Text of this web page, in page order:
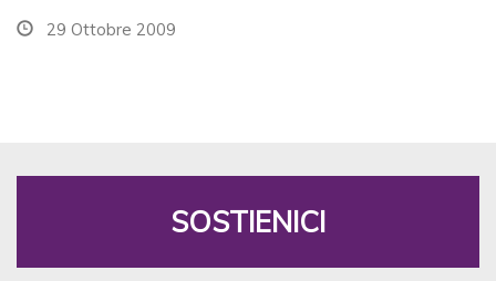
29 Ottobre 2009
SOSTIENICI